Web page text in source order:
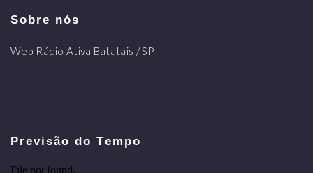
Sobre nós
Web Rádio Ativa Batatais / SP
Previsão do Tempo